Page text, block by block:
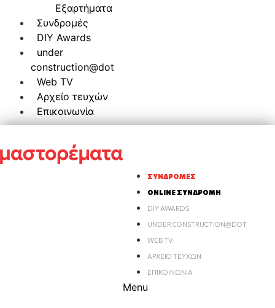
Εξαρτήματα
Συνδρομές
DIY Awards
under
construction@dot
Web TV
Αρχείο τευχών
Επικοινωνία
ΣΥΝΔΡΟΜΈΣ
ONLINE ΣΥΝΔΡΟΜΉ
DIY AWARDS
UNDER CONSTRUCTION@DOT
WEB TV
ΑΡΧΕΊΟ ΤΕΥΧΏΝ
ΕΠΙΚΟΙΝΩΝΊΑ
Menu